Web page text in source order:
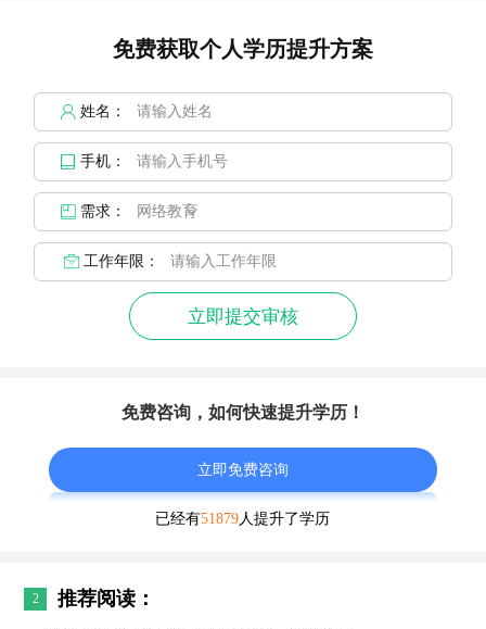
免费获取个人学历提升方案
姓名：
手机：
需求：
工作年限：
立即提交审核
免费咨询，如何快速提升学历！
立即免费咨询
已经有51879 人提升了学历
2 推荐阅读：